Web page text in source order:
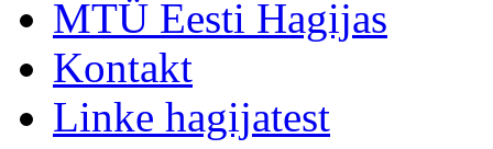
MTÜ Eesti Hagijas
Kontakt
Linke hagijatest